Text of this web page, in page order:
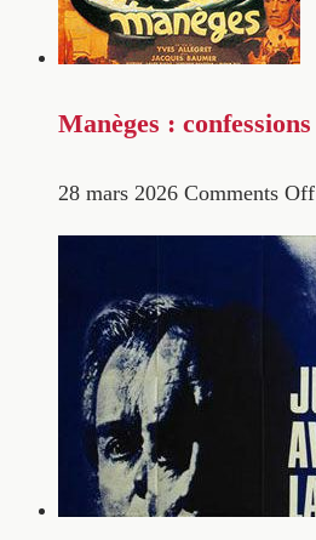
Manèges : confessions
28 mars 2026 Comments Off